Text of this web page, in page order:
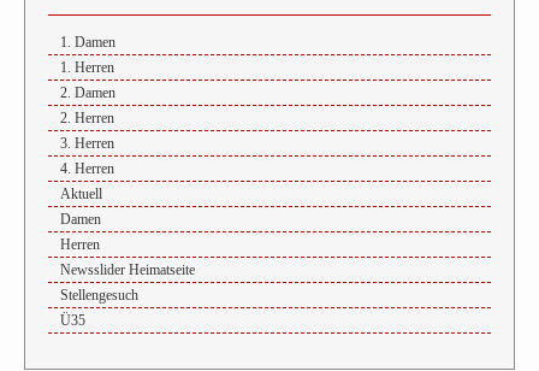
1. Damen
1. Herren
2. Damen
2. Herren
3. Herren
4. Herren
Aktuell
Damen
Herren
Newsslider Heimatseite
Stellengesuch
Ü35